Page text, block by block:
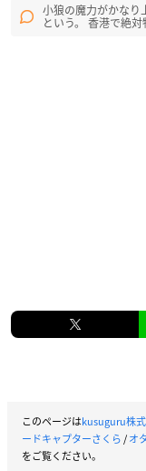
小狼の魔力がかなり
という。 香港で絶
このページはkusuguru株
ードキャプターさくら/オ
をご覧ください。